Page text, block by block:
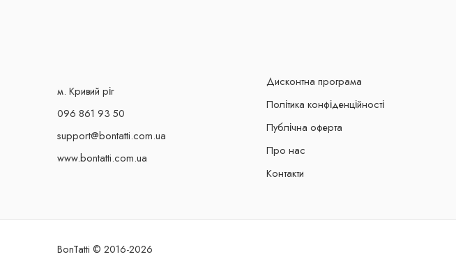
м. Кривий ріг
096 861 93 50
support@bontatti.com.ua
www.bontatti.com.ua
Дисконтна програма
Політика конфіденційності
Публічна оферта
Про нас
Контакти
BonTatti © 2016-2026